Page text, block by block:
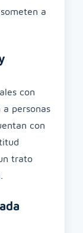
a
con
personas
con
trato